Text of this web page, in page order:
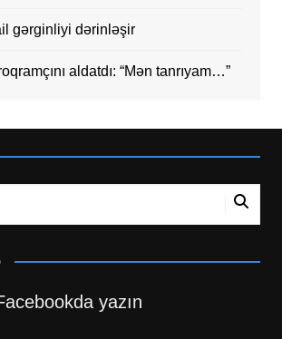
gərginliyi dərinləşir
aldatdı: “Mən tanrıyam…”
yazın